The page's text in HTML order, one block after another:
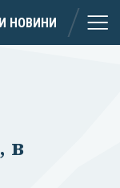
НОВИНИ
в